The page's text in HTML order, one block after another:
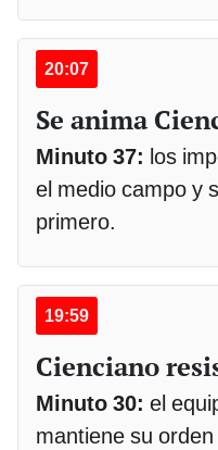
20:07
Se anima
Minuto 37: los
el medio campo y
primero.
19:59
Cienciano
Minuto 30: el
mantiene su